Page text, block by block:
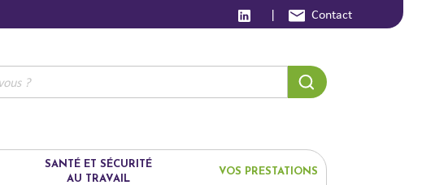
| Contact
SANTÉ ET SÉCURITÉ
AU TRAVAIL
VOS PRESTATIONS